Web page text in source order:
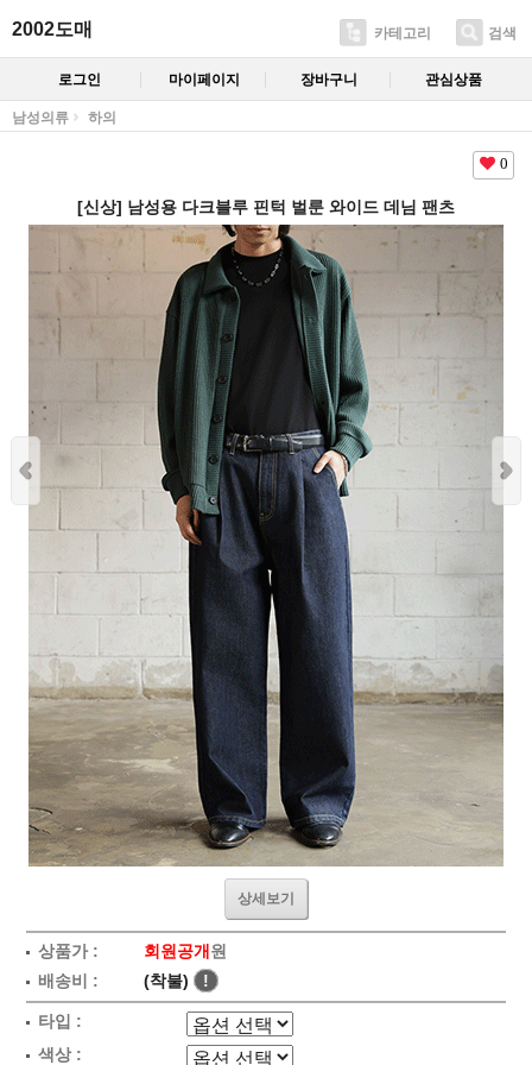
2002도매 카테고리 검색
로그인 마이페이지 장바구니 관심상품
남성의류 하의
0
[신상] 남성용 다크블루 핀턱 벌룬 와이드 데님 팬츠
상세보기
상품가 : 회원공개원
배송비 :
(착불) !
타입 :
색상 :